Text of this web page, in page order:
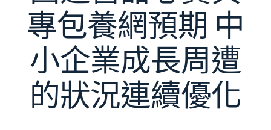
專包養網預期 中
小企業成長周遭
的狀況連續優化